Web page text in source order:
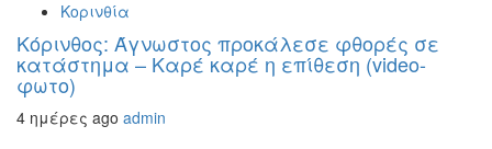
Κορινθία
Κόρινθος: Άγνωστος προκάλεσε φθορές σε
κατάστημα – Καρέ καρέ η επίθεση (video-
φωτο)
4 ημέρες ago admin